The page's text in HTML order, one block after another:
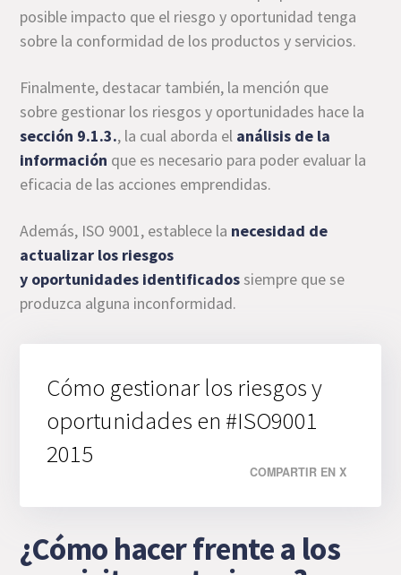
posible impacto que el riesgo y oportunidad tenga
sobre la conformidad de los productos y servicios.
Finalmente, destacar también, la mención que
sobre gestionar los riesgos y oportunidades hace la
sección 9.1.3., la cual aborda el análisis de la
información que es necesario para poder evaluar la
eficacia de las acciones emprendidas.
Además, ISO 9001, establece la necesidad de
actualizar los riesgos
y oportunidades identificadossiempre que se
produzca alguna inconformidad.
Cómo gestionar los riesgos y
oportunidades en #ISO9001
2015
COMPARTIR EN X
¿Cómo hacer frente a los